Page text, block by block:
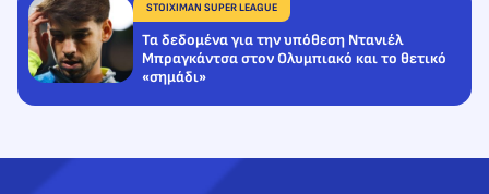
STOIXIMAN SUPER LEAGUE
Τα δεδομένα για την υπόθεση Ντανιέλ
Μπραγκάντσα στον Ολυμπιακό και το θετικό
«σημάδι»